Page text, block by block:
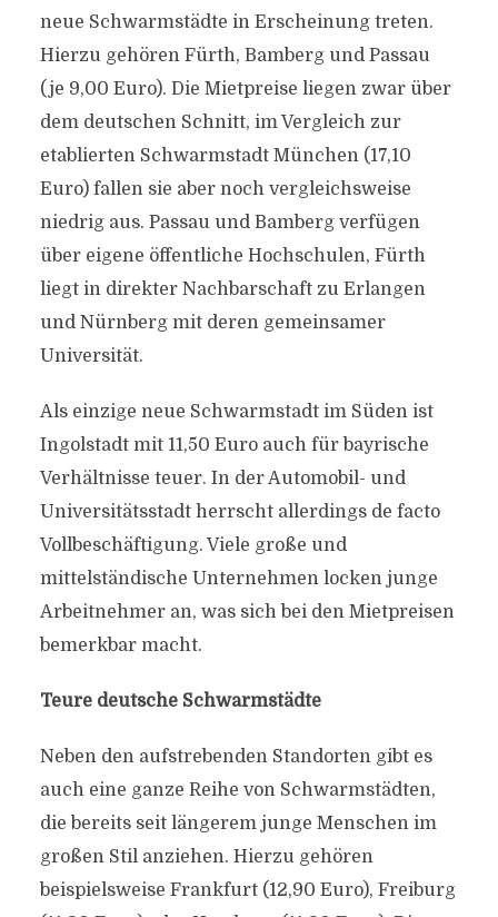
neue Schwarmstädte in Erscheinung treten.
Hierzu gehören Fürth, Bamberg und Passau
(je 9,00 Euro). Die Mietpreise liegen zwar über
dem deutschen Schnitt, im Vergleich zur
etablierten Schwarmstadt München (17,10
Euro) fallen sie aber noch vergleichsweise
niedrig aus. Passau und Bamberg verfügen
über eigene öffentliche Hochschulen, Fürth
liegt in direkter Nachbarschaft zu Erlangen
und Nürnberg mit deren gemeinsamer
Universität.
Als einzige neue Schwarmstadt im Süden ist
Ingolstadt mit 11,50 Euro auch für bayrische
Verhältnisse teuer. In der Automobil- und
Universitätsstadt herrscht allerdings de facto
Vollbeschäftigung. Viele große und
mittelständische Unternehmen locken junge
Arbeitnehmer an, was sich bei den Mietpreisen
bemerkbar macht.
Teure deutsche Schwarmstädte
Neben den aufstrebenden Standorten gibt es
auch eine ganze Reihe von Schwarmstädten,
die bereits seit längerem junge Menschen im
großen Stil anziehen. Hierzu gehören
beispielsweise Frankfurt (12,90 Euro), Freiburg